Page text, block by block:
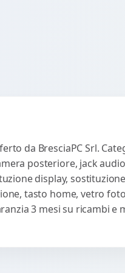
da BresciaPC Srl.
posteriore, jack
display,
tasto home, vetro
3 mesi su ricambi